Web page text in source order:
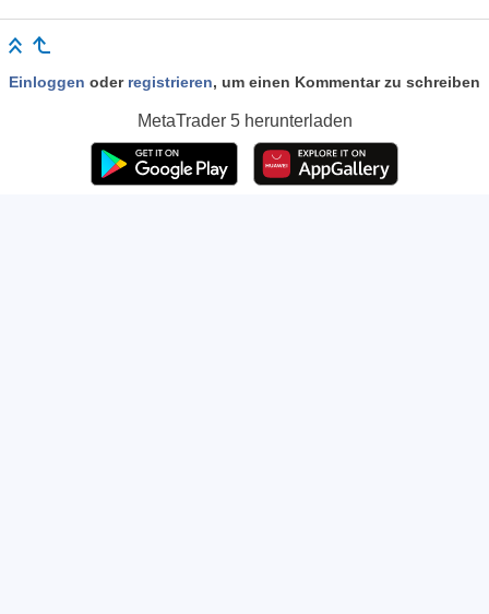
Einloggen oder registrieren, um einen Kommentar zu schreiben
MetaTrader 5herunterladen